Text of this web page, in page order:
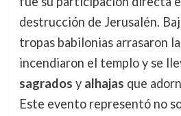
destrucción de Jerusalén.
tropas babilonias arrasaron
incendiaron el templo y se
sagrados y alhajas que
Este evento representó no